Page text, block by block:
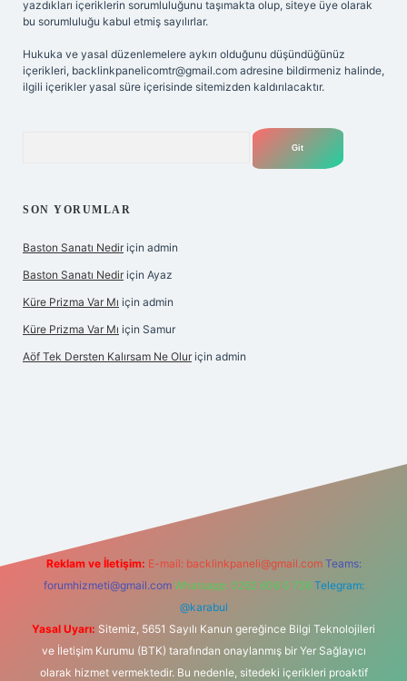
yazdıkları içeriklerin sorumluluğunu taşımakta olup, siteye üye olarak
bu sorumluluğu kabul etmiş sayılırlar.
Hukuka ve yasal düzenlemelere aykırı olduğunu düşündüğünüz
içerikleri, backlinkpanelicomtr@gmail.com adresine bildirmeniz halinde,
ilgili içerikler yasal süre içerisinde sitemizden kaldırılacaktır.
SON YORUMLAR
Baston Sanatı Nedir için admin
Baston Sanatı Nedir için Ayaz
Küre Prizma Var Mı için admin
Küre Prizma Var Mı için Samur
Aöf Tek Dersten Kalırsam Ne Olur için admin
Reklam ve İletişim: E-mail: backlinkpaneli@gmail.com Teams:
forumhizmeti@gmail.com Whatsapp: 0262 606 0 726 Telegram:
@karabul
Yasal Uyarı: Sitemiz, 5651 Sayılı Kanun gereğince Bilgi Teknolojileri
ve İletişim Kurumu (BTK) tarafından onaylanmış bir Yer Sağlayıcı
olarak hizmet vermektedir. Bu nedenle, sitedeki içerikleri proaktif